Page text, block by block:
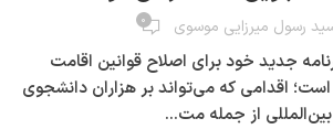
رسول میرزایی موسوی 0
جدید خود برای اصلاح قوانین اقامت
اقدامی که می‌تواند بر هزاران دانشجوی
بین‌المللی از جمله مت...